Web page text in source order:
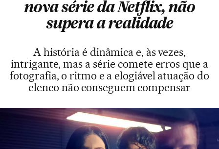
nova série da Netflix, não
supera a realidade
A história é dinâmica e, às vezes,
intrigante, mas a série comete erros que a
fotografia, o ritmo e a elogiável atuação do
elenco não conseguem compensar